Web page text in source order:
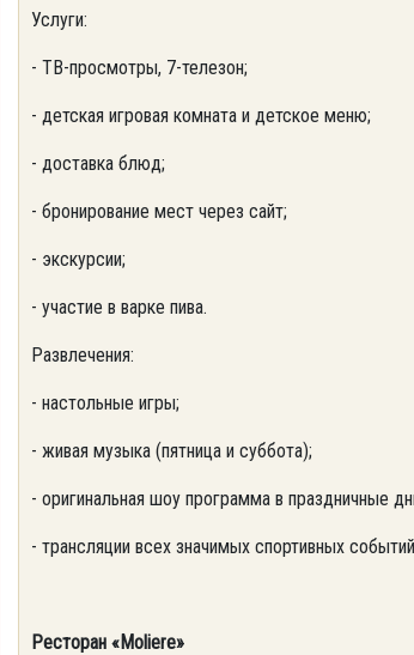
Услуги:
- ТВ-просмотры, 7-телезон;
- детская игровая комната и детское меню;
- доставка блюд;
- бронирование мест через сайт;
- экскурсии;
- участие в варке пива.
Развлечения:
- настольные игры;
- живая музыка (пятница и суббота);
- оригинальная шоу программа в праздничные
- трансляции всех значимых спортивных
Ресторан «Moliere»